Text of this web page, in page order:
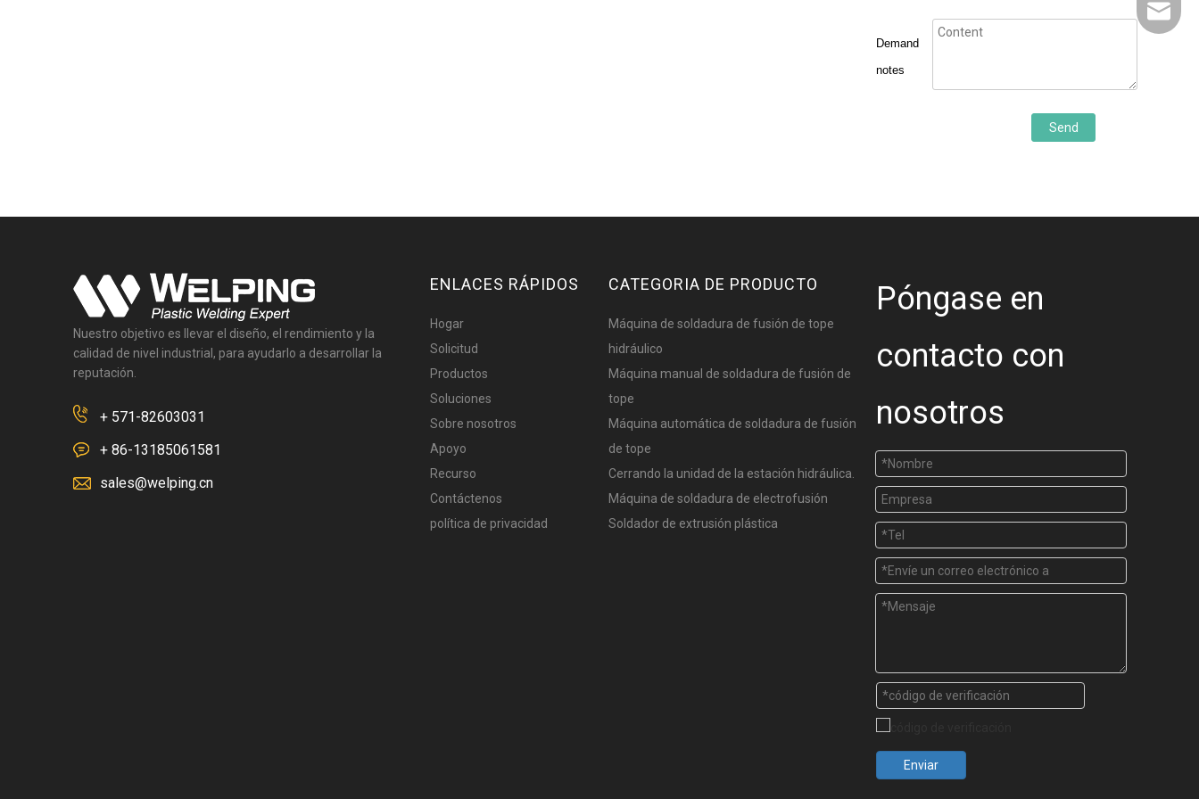
Demand
notes
Send
Nuestro objetivo es llevar el diseño, el rendimiento y la
calidad de nivel industrial, para ayudarlo a desarrollar la
reputación.
+ 571-82603031
+ 86-13185061581
sales@welping.cn
ENLACES RÁPIDOS
Hogar
Solicitud
Productos
Soluciones
Sobre nosotros
Apoyo
Recurso
Contáctenos
política de privacidad
CATEGORIA DE PRODUCTO
Máquina de soldadura de fusión de tope
hidráulico
Máquina manual de soldadura de fusión de
tope
Máquina automática de soldadura de fusión
de tope
Cerrando la unidad de la estación hidráulica.
Máquina de soldadura de electrofusión
Soldador de extrusión plástica
Póngase en
contacto con
nosotros
Enviar